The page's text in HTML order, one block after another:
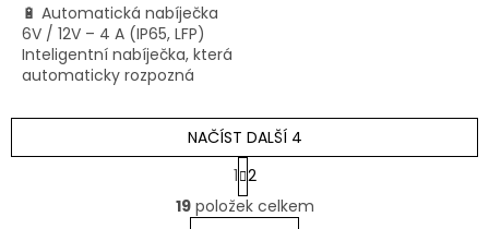
5
hvězdiček.
🔋 Automatická nabíječka
6V / 12V – 4 A (IP65, LFP)
Inteligentní nabíječka, která
automaticky rozpozná
ideální nabíjecí parametry
O
v
NAČÍST DALŠÍ 4
S
t
r
á
1 2
19položek celkem